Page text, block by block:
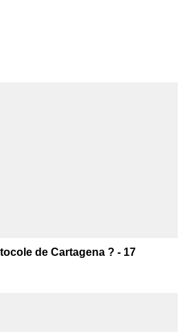
de Cartagena ? - 17